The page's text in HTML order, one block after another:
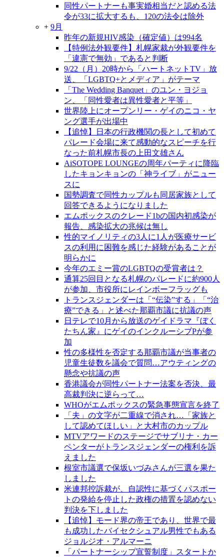
同性パートナーも事実婚相当だと認める法
令が33に拡大するも、120の法令は除外
+ 9月
昨年の新規HIV感染（確定値）は994名
【特例法外観要件】札幌家裁が外観要件を
「違憲で無効」であると判断
9/22（月）20時から「ハートネットTV」放
送、「LGBTQ+とメディア」がテーマ
「The Wedding Banquet」のユン・ヨジョ
ン、「同性愛者は異性愛者と平等」
世界陸上にオープンリー・ゲイのニコ・ヤ
ング選手が出場中
【追悼】日本の行政機関の長として初めて
パレード会場に来て感動的なスピーチを行
なった前札幌市長の上田文雄さん
AiSOTOPE LOUNGEの周年パーティに降臨
したキョンキョンの「神ライブ」がニュー
スに
国勢調査で同性カップルも同居家族として
回答できるようになりました
エムポックスのクレード1bの国内初感染が
報告、感染拡大の兆候は無し
性的マイノリティの3人に1人が医療サービ
スの利用に困難を感じた経験があることが
明らかに
今年のエミー賞のLGBTQの受賞者は？
通算25回目となる札幌のパレードに約900人
が参加、市役所にレインボーフラッグも
トランスジェンダーは「“伝染”する」「“治
療”できる」と述べた那覇市議に抗議の声
日テレで10月から放送のゲイドラマ『ぼく
たちん家』にゲイのインクルーシブPが参
加
性の多様性を否定する那覇市議が当事者の
児童生徒数を議会で質問…アウティングの
懸念や抗議の声
香港議会が同性パートナー法案を否決、最
高裁判決に逆らって…
WHOがエムポックスの緊急事態宣言を終了
「夫」の文字が二重線で消され…「家族と
して認めてほしい」と大村市のカップル
MTVアワードのステージでサブリナ・カー
ペンターがトランスジェンダーの権利を訴
えました
根室市議選で保坂いづみさんが三選を果た
しました
米連邦控訴裁が、自認性に基づくパスポー
トの発給を停止した政権の措置を認めない
判決を下しました
【追悼】モード界の帝王であり、世界で最
も成功したバイセクシュアル男性でもある
ジョルジオ・アルマーニ
「パートナーシップ宣誓制度」スタートか